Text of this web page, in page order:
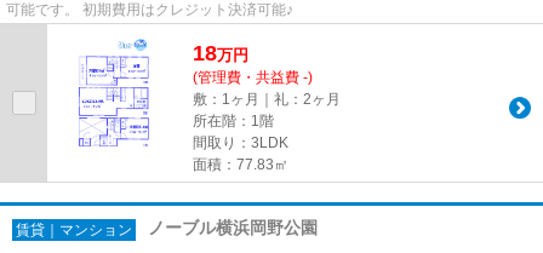
可能です。 初期費用はクレジット決済可能♪
18万円
(管理費・共益費 -)
敷：1ヶ月｜礼：2ヶ月
所在階：1階
間取り：3LDK
面積：77.83㎡
賃貸｜マンション ノーブル横浜岡野公園